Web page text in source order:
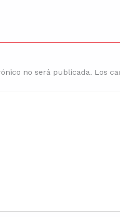
no será publicada. Los